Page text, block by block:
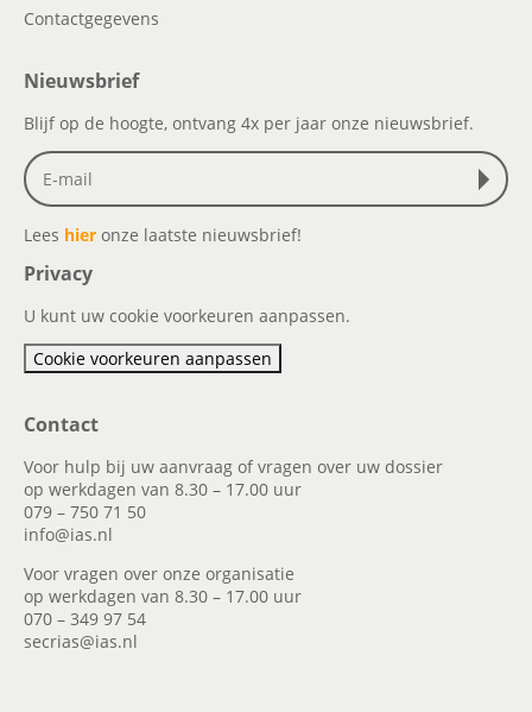
Contactgegevens
Nieuwsbrief
Blijf op de hoogte, ontvang 4x per jaar onze nieuwsbrief.
Lees hier onze laatste nieuwsbrief!
Privacy
U kunt uw cookie voorkeuren aanpassen.
Cookie voorkeuren aanpassen
Contact
Voor hulp bij uw aanvraag of vragen over uw dossier
op werkdagen van 8.30 – 17.00 uur
079 – 750 71 50
info@ias.nl
Voor vragen over onze organisatie
op werkdagen van 8.30 – 17.00 uur
070 – 349 97 54
secrias@ias.nl